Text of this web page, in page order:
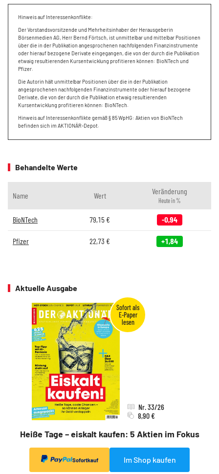
Hinweis auf Interessenkonflikte:
Der Vorstandsvorsitzende und Mehrheitsinhaber der Herausgeberin
Börsenmedien AG, Herr Bernd Förtsch, ist unmittelbar und mittelbar Positionen
über die in der Publikation angesprochenen nachfolgenden Finanzinstrumente
oder hierauf bezogene Derivate eingegangen, die von der durch die Publikation
etwaig resultierenden Kursentwicklung profitieren können: BioNTech und
Pfizer.
Die Autorin hält unmittelbar Positionen über die in der Publikation
angesprochenen nachfolgenden Finanzinstrumente oder hierauf bezogene
Derivate, die von der durch die Publikation etwaig resultierenden
Kursentwicklung profitieren können: BioNTech.
Hinweis auf Interessenkonflikte gemäß § 85 WpHG: Aktien von BioNTech
befinden sich im AKTIONÄR-Depot.
Behandelte Werte
Name Wert Veränderung
Heute in %
BioNTech 79,15 € -0,94
Pfizer 22,73 € +1,84
Aktuelle Ausgabe
Heiße Tage – eiskalt kaufen: 5 Aktien im Fokus
Nr. 33/26
8,90 €
Sofortkauf Im Shop kaufen